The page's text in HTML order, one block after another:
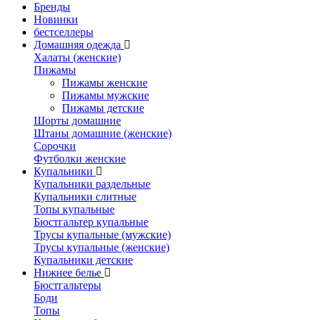
Бренды
Новинки
бестселлеры
Домашняя одежда
Халаты (женские)
Пижамы
Пижамы женские
Пижамы мужские
Пижамы детские
Шорты домашние
Штаны домашние (женские)
Сорочки
Футболки женские
Купальники
Купальники раздельные
Купальники слитные
Топы купальные
Бюстгальтер купальные
Трусы купальные (мужские)
Трусы купальные (женские)
Купальники детские
Нижнее белье
Бюстгальтеры
Боди
Топы